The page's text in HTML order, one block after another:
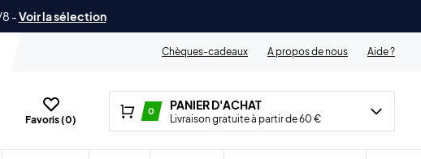
8 -Voir la sélection
Chèques-cadeaux
A propos de nous Aide ?
Favoris (0)
0 PANIER D'ACHAT
Livraison gratuite à partir de 60 €